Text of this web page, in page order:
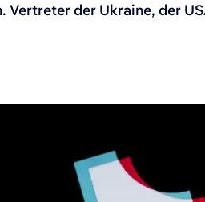
der Ukraine, der